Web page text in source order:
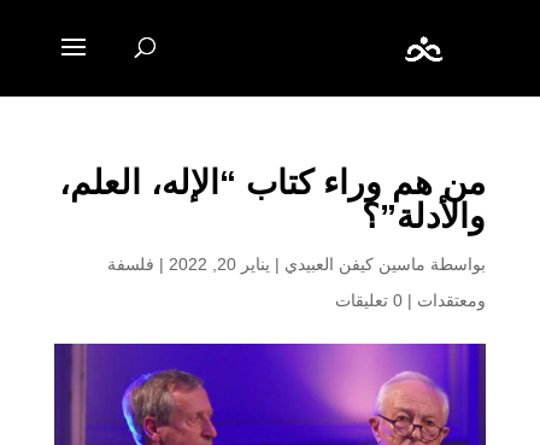
من هم وراء كتاب “الإله، العلم،
والأدلة”؟
بواسطة ماسين كيفن العبيدي | يناير 20, 2022 | فلسفة
ومعتقدات | 0 تعليقات